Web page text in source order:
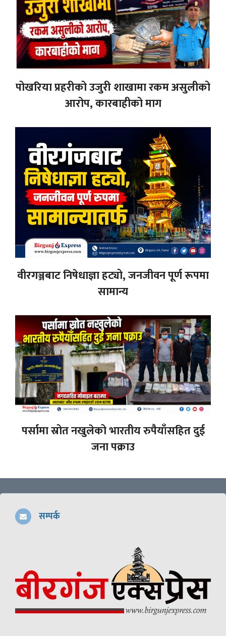
पोखरिया प्रहरीको उजुरी शाखामा रकम असुलीको
आरोप, कारबाहीको माग
वीरगञ्जबाट निषेधाज्ञा हट्यो, जनजीवन पूर्ण रूपमा
सामान्य
पर्सामा स्रोत नखुलेको भारतीय रुपैयाँसहित दुई
जना पक्राउ
सम्पर्क